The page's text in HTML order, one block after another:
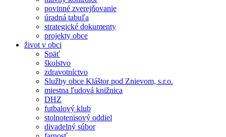
povinné zverejňovanie
úradná tabuľa
strategické dokumenty
projekty obce
život v obci
Späť
školstvo
zdravotníctvo
Služby obce Kláštor pod Znievom, s.r.o.
miestna ľudová knižnica
DHZ
futbalový klub
stolnotenisový oddiel
divadelný súbor